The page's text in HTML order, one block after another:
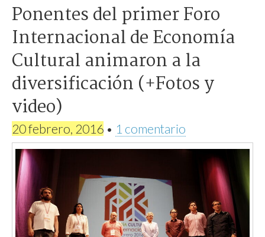
Ponentes del primer Foro
Internacional de Economía
Cultural animaron a la
diversificación (+Fotos y
video)
20 febrero, 2016 • 1 comentario